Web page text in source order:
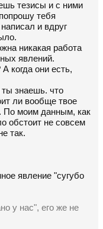
тезисы и с ними
тебя
и вдруг
никакая работа
явлений.
когда они есть,
знаешь. что
ли вообще твое
По моим данным, как
обстоит не совсем
так.
явление "сугубо
у нас", его же не